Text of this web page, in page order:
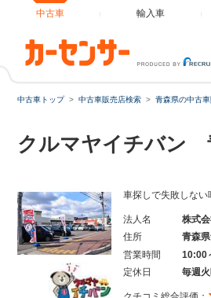
中古車 輸入車
中古車トップ 中古車販売店検索 青森県の中古
クルマヤイチバン
車探しで失敗しない
法人名
株式
住所
青森
営業時間
10:00
定休日
毎週火